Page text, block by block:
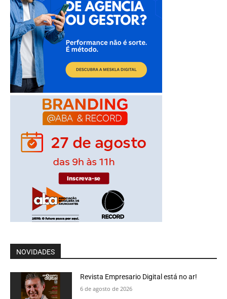
NOVIDADES
Revista Empresario Digital está no ar!
6 de agosto de 2026